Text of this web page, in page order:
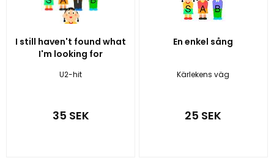
I still haven't found what
I'm looking for
U2-hit
35 SEK
En enkel sång
Kärlekens väg
25 SEK